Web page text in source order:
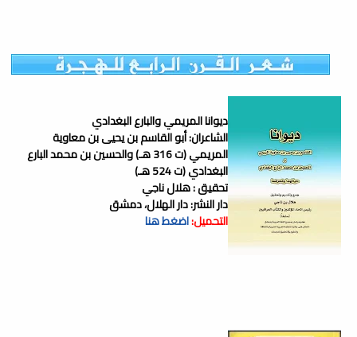
ديوانا المريمي والبارع البغدادي
الشاعران: أبو القاسم بن يحيى بن معاوية
المريمي (ت 316 هـ) والحسين بن محمد البارع
البغدادي (ت 524 هـ)
تحقيق : هلال ناجي
دار النشر: دار الهلال، دمشق
التحميل:اضغط هنا